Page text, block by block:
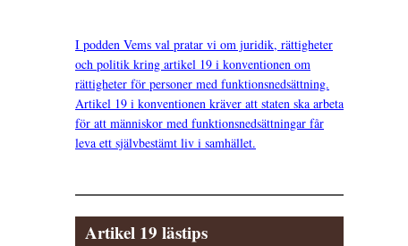
I podden Vems val pratar vi om juridik, rättigheter
och politik kring artikel 19 i konventionen om
rättigheter för personer med funktionsnedsättning.
Artikel 19 i konventionen kräver att staten ska arbeta
för att människor med funktionsnedsättningar får
leva ett självbestämt liv i samhället.
Artikel 19 lästips